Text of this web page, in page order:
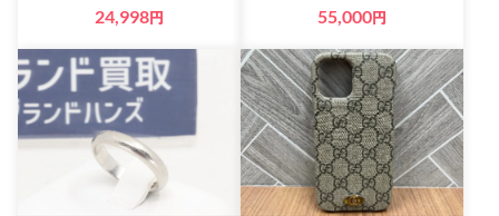
24,998円 55,000円